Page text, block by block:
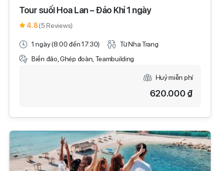
Tour suối Hoa Lan – Đảo Khỉ 1 ngày
4.8(5 Reviews)
1 ngày (8:00 đến 17:30)
Từ Nha Trang
Biển đảo, Ghép đoàn, Teambuilding
Huỷ miễn phí
620.000 ₫